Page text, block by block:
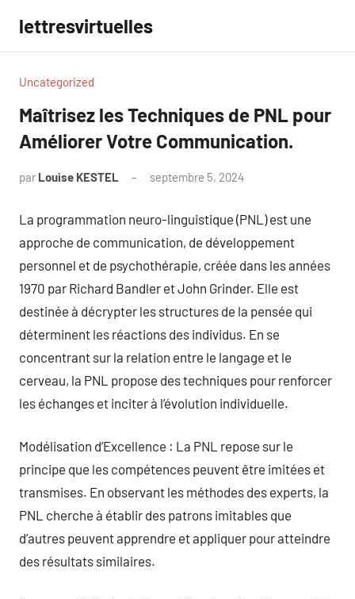
contenu
lettresvirtuelles
Uncategorized
Maîtrisez les Techniques de PNL pour
Améliorer Votre Communication.
par Louise KESTEL septembre 5, 2024
La programmation neuro-linguistique (PNL) est une
approche de communication, de développement
personnel et de psychothérapie, créée dans les années
1970 par Richard Bandler et John Grinder. Elle est
destinée à décrypter les structures de la pensée qui
déterminent les réactions des individus. En se
concentrant sur la relation entre le langage et le
cerveau, la PNL propose des techniques pour renforcer
les échanges et inciter à l’évolution individuelle.
Modélisation d’Excellence : La PNL repose sur le
principe que les compétences peuvent être imitées et
transmises. En observant les méthodes des experts, la
PNL cherche à établir des patrons imitables que
d’autres peuvent apprendre et appliquer pour atteindre
des résultats similaires.